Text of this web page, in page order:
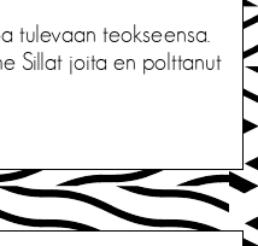
tulevaan teokseensa.
Sillat joita en polttanut